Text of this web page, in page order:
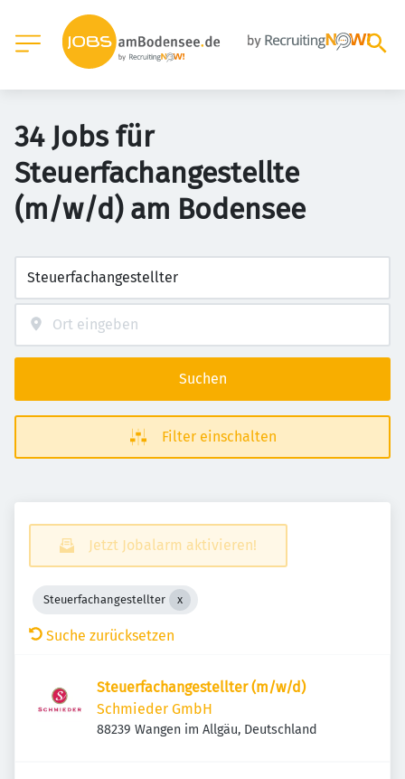
34 Jobs für
Steuerfachangestellte
(m/w/d) am Bodensee
Suchen
Filter einschalten
Jetzt Jobalarm aktivieren!
Steuerfachangestellter
Suche zurücksetzen
Steuerfachangestellter (m/w/d)
Schmieder GmbH
88239 Wangen im Allgäu, Deutschland